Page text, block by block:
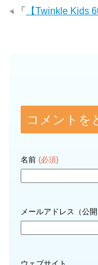
「 【Twinkle Kids
コメントを
名前 (必須)
メールアドレス（公